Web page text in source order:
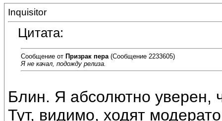
Inquisitor
Цитата:
Сообщение от Призрак пера (Сообщение 2233605)
Я не качал, подожду релиза.
Блин. Я абсолютно уверен,
Тут, видимо, ходят